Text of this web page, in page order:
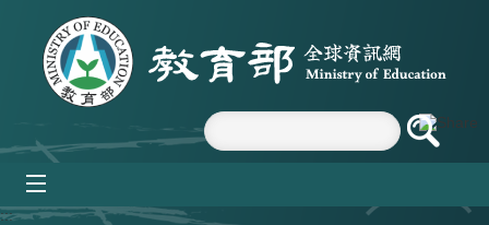
跳到主要內容區塊
:::